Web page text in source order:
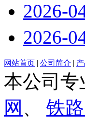
2026-
2026-
网站首页 | 公司简介 |
本公司专
网 、 铁